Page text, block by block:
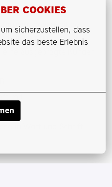
COOKIES
sicherzustellen, dass
das beste Erlebnis
gegenseitige
und
ausgeprägte Kunden-
in Wort und Schrift